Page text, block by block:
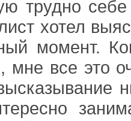
трудно
хотел
момент.
мне все это